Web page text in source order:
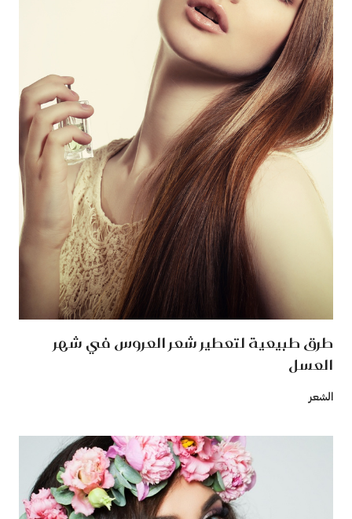
طرق طبيعية لتعطير شعر العروس في شهر
العسل
الشعر